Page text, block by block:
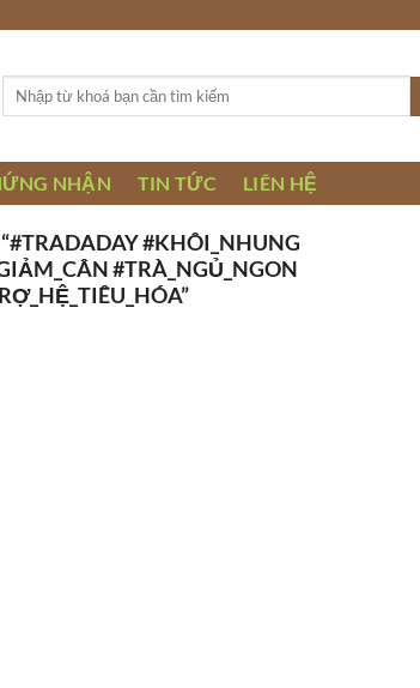
Tìm
NHẬN TIN TỨC LIÊN HỆ
#KHÔI_NHUNG
#TRÀ_NGỦ_NGON